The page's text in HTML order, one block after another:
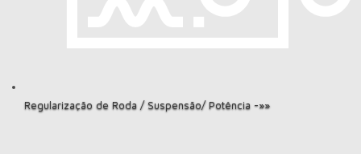
Regularização de Roda / Suspensão/ Potência -»»